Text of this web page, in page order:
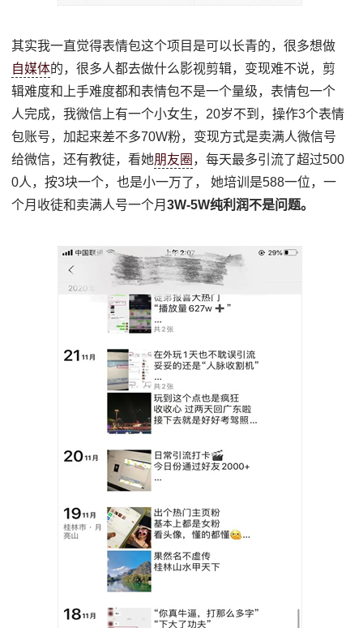
其实我一直觉得表情包这个项目是可以长青的，很多想做
自媒体的，很多人都去做什么影视剪辑，变现难不说，剪
辑难度和上手难度都和表情包不是一个量级，表情包一个
人完成，我微信上有一个小女生，20岁不到，操作3个表情
包账号，加起来差不多70W粉，变现方式是卖满人微信号
给微信，还有教徒，看她朋友圈 ，每天最多引流了超过500
0人，按3块一个，也是小一万了， 她培训是588一位，一
个月收徒和卖满人号一个月3W-5W纯利润不是问题。